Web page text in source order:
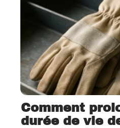
Comment
durée de vie